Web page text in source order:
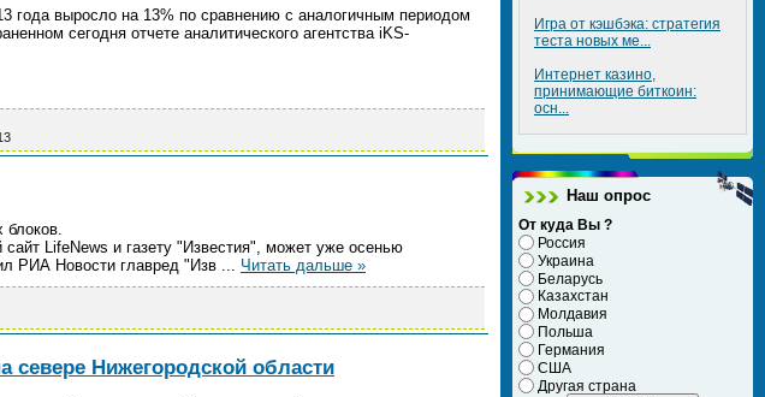
года выросло на 13% по сравнению с аналогичным периодом
сегодня отчете аналитического агентства iKS-
блоков.
LifeNews и газету "Известия", может уже осенью
РИА Новости главред "Изв ... Читать дальше »
Нижегородской области
Игра от кэшбэка: стратегия
теста новых ме...
Интернет казино,
принимающие биткоин:
осн...
Наш опрос
От куда Вы ?
Россия
Украина
Беларусь
Казахстан
Молдавия
Польша
Германия
США
Другая страна